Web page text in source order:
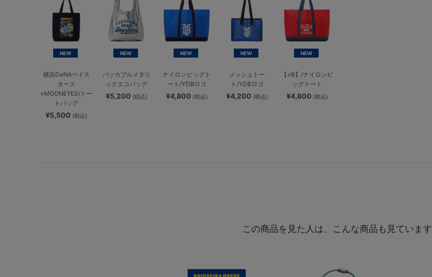
NEW
横浜DeNAベイス
ターズ
×MOONEYES/トー
トバッグ
¥5,500 (税込)
NEW
パッカブルメタリ
ックエコバッグ
¥5,200 (税込)
NEW
ナイロンビッグト
ート/YDBロゴ
¥4,800 (税込)
NEW
メッシュトー
ト/YDBロゴ
¥4,200 (税込)
NEW
【+B】/ナイロンビ
ッグトート
¥4,800 (税込)
この商品を見た人は、こんな商品も見ています